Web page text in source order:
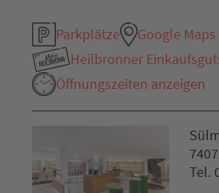
Parkplätze
Google Maps
Heilbronner
Öffnungszeiten anzeigen
Tel.